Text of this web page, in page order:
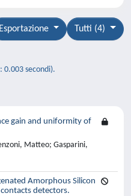
Tutti (4)
Esportazione
0.003 secondi).
gain and uniformity of
Matteo; Gasparini,
Amorphous Silicon
detectors.